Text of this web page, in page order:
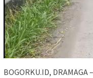
BOGORKU.ID,